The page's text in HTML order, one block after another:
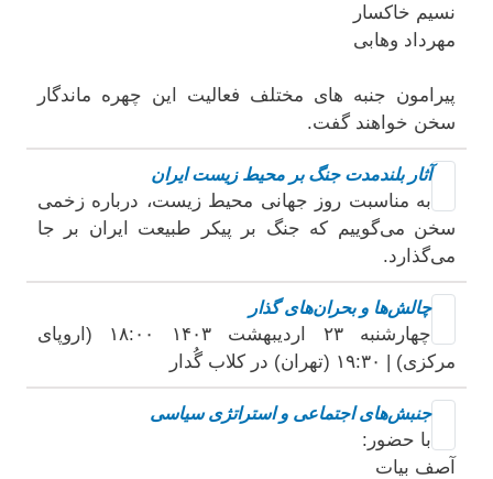
نسیم خاکسار
مهرداد وهابی
پیرامون جنبه های مختلف فعالیت این چهره ماندگار
سخن خواهند گفت.
آثار بلندمدت جنگ بر محیط زیست ایران
به مناسبت روز جهانی محیط زیست، درباره زخمی
سخن می‌گوییم که جنگ بر پیکر طبیعت ایران بر جا
می‌گذارد.
چالش‌ها و بحران‌های گذار
چهارشنبه ۲۳ اردیبهشت ۱۴۰۳ ۱۸:۰۰ (اروپای
مرکزی) | ۱۹:۳۰ (تهران) در کلاب گُدار
جنبش‌های اجتماعی و استراتژی سیاسی
با حضور:
آصف بیات